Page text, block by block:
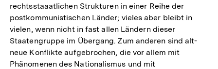
rechtsstaaatlichen Strukturen in einer Reihe der
postkommunistischen Länder; vieles aber bleibt in
vielen, wenn nicht in fast allen Ländern dieser
Staatengruppe im Übergang. Zum anderen sind alt-
neue Konflikte aufgebrochen, die vor allem mit
Phänomenen des Nationalismus und mit